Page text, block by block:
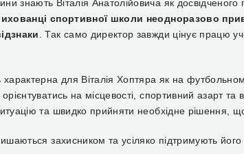
знають Віталія Анатолійовича як
спортивної школи неодноразово
. Так само директор завжди цінує працю
характерна для Віталія Хоптяра як на
на місцевості, спортивний азарт
та швидко прийняти необхідне рішення,
захисником та усіляко підтримують